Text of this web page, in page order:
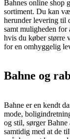
Bahnes online shop
sortiment. Du kan
herunder levering til
samt muligheden
hvis du køber større
for en omhyggelig
Bahne og
Bahne er en kendt
mode,
og stil, sørger
samtidig med at de